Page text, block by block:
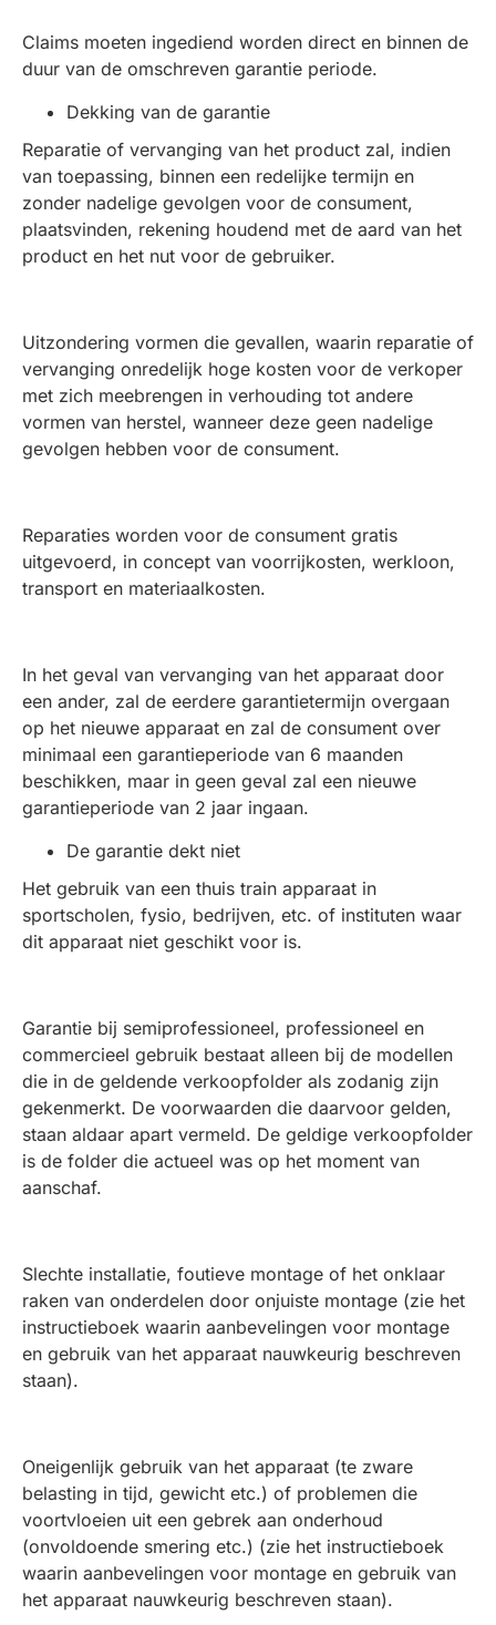
Claims moeten ingediend worden direct en binnen de
duur van de omschreven garantie periode.
Dekking van de garantie
Reparatie of vervanging van het product zal, indien
van toepassing, binnen een redelijke termijn en
zonder nadelige gevolgen voor de consument,
plaatsvinden, rekening houdend met de aard van het
product en het nut voor de gebruiker.
Uitzondering vormen die gevallen, waarin reparatie of
vervanging onredelijk hoge kosten voor de verkoper
met zich meebrengen in verhouding tot andere
vormen van herstel, wanneer deze geen nadelige
gevolgen hebben voor de consument.
Reparaties worden voor de consument gratis
uitgevoerd, in concept van voorrijkosten, werkloon,
transport en materiaalkosten.
In het geval van vervanging van het apparaat door
een ander, zal de eerdere garantietermijn overgaan
op het nieuwe apparaat en zal de consument over
minimaal een garantieperiode van 6 maanden
beschikken, maar in geen geval zal een nieuwe
garantieperiode van 2 jaar ingaan.
De garantie dekt niet
Het gebruik van een thuis train apparaat in
sportscholen, fysio, bedrijven, etc. of instituten waar
dit apparaat niet geschikt voor is.
Garantie bij semiprofessioneel, professioneel en
commercieel gebruik bestaat alleen bij de modellen
die in de geldende verkoopfolder als zodanig zijn
gekenmerkt. De voorwaarden die daarvoor gelden,
staan aldaar apart vermeld. De geldige verkoopfolder
is de folder die actueel was op het moment van
aanschaf.
Slechte installatie, foutieve montage of het onklaar
raken van onderdelen door onjuiste montage (zie het
instructieboek waarin aanbevelingen voor montage
en gebruik van het apparaat nauwkeurig beschreven
staan).
Oneigenlijk gebruik van het apparaat (te zware
belasting in tijd, gewicht etc.) of problemen die
voortvloeien uit een gebrek aan onderhoud
(onvoldoende smering etc.) (zie het instructieboek
waarin aanbevelingen voor montage en gebruik van
het apparaat nauwkeurig beschreven staan).